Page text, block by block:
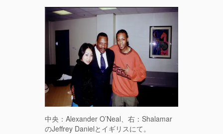
中央：Alexander O’Neal、右：Shalamar
のJeffrey Danielとイギリスにて。